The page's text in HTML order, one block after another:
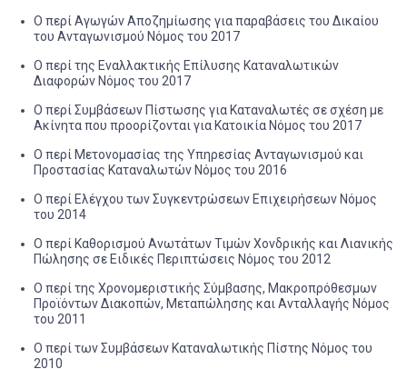
Ο περί Αγωγών Αποζημίωσης για παραβάσεις του Δικαίου
του Ανταγωνισμού Νόμος του 2017
Ο περί της Εναλλακτικής Επίλυσης Καταναλωτικών
Διαφορών Νόμος του 2017
O περί Συμβάσεων Πίστωσης για Καταναλωτές σε σχέση με
Ακίνητα που προορίζονται για Κατοικία Νόμος του 2017
Ο περί Μετονομασίας της Υπηρεσίας Ανταγωνισμού και
Προστασίας Καταναλωτών Νόμος του 2016
Ο περί Ελέγχου των Συγκεντρώσεων Επιχειρήσεων Νόμος
του 2014
Ο περί Καθορισμού Ανωτάτων Τιμών Χονδρικής και Λιανικής
Πώλησης σε Ειδικές Περιπτώσεις Νόμος του 2012
Ο περί της Χρονομεριστικής Σύμβασης, Μακροπρόθεσμων
Προϊόντων Διακοπών, Μεταπώλησης και Ανταλλαγής Νόμος
του 2011
Ο περί των Συμβάσεων Καταναλωτικής Πίστης Νόμος του
2010